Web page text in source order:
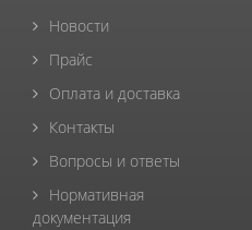
Новости
Прайс
Оплата и доставка
Контакты
Вопросы и ответы
Нормативная
документация